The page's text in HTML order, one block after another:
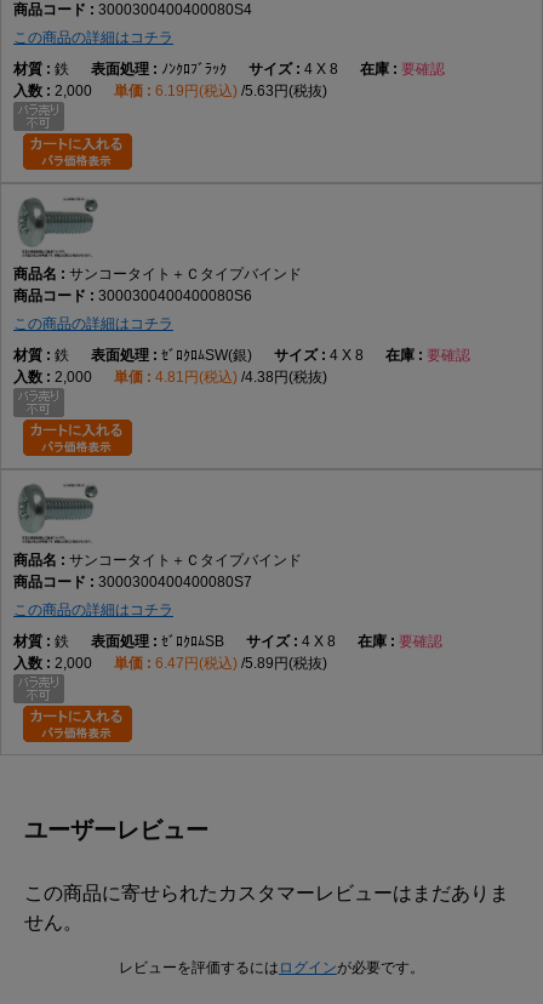
3000300400400080S4
この商品の詳細はコチラ
鉄
ﾉﾝｸﾛﾌﾞﾗｯｸ 4 X 8
要確認
2,000
6.19円(税込) 5.63円(税抜)
サンコータイト＋Ｃタイプバインド
3000300400400080S6
この商品の詳細はコチラ
鉄
ｾﾞﾛｸﾛﾑSW(銀) 4 X 8
要確認
2,000
4.81円(税込) 4.38円(税抜)
サンコータイト＋Ｃタイプバインド
3000300400400080S7
この商品の詳細はコチラ
鉄
ｾﾞﾛｸﾛﾑSB 4 X 8
要確認
2,000
6.47円(税込) 5.89円(税抜)
ユーザーレビュー
この商品に寄せられたカスタマーレビューはまだありま
せん。
レビューを評価するには ログインが必要です。